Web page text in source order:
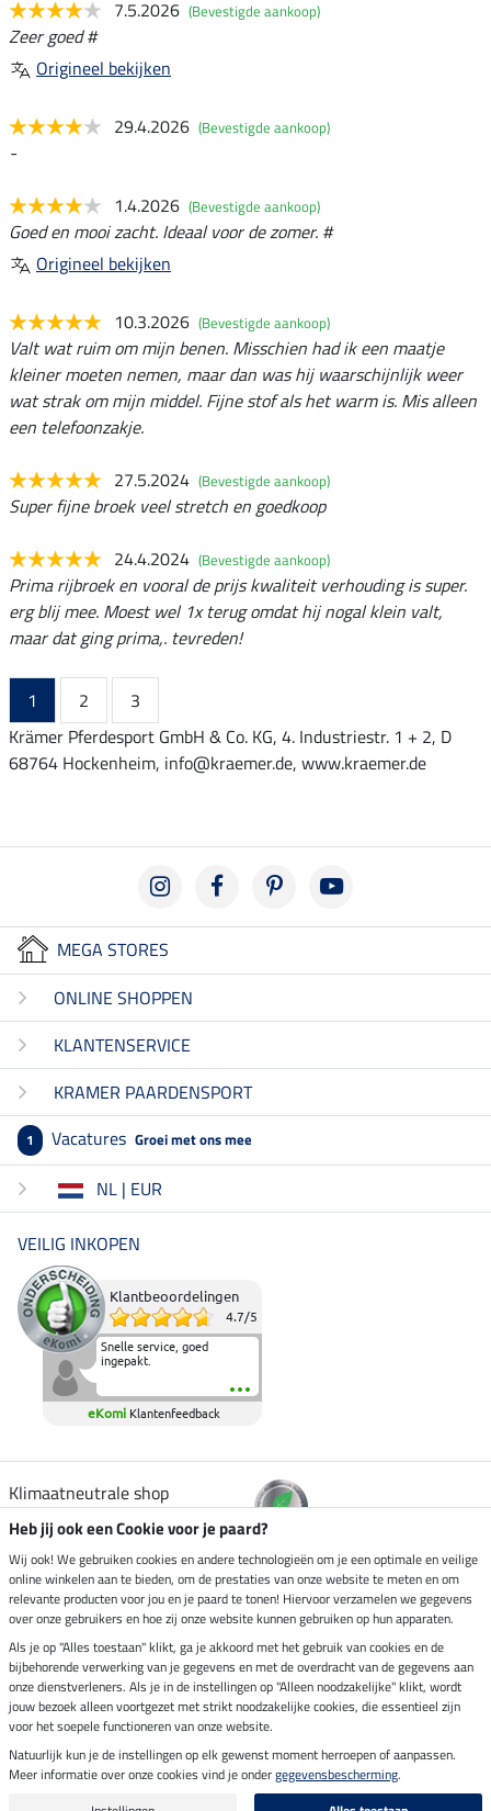
7.5.2026 (Bevestigde aankoop)
Zeer goed #
Origineel bekijken
29.4.2026 (Bevestigde aankoop)
-
1.4.2026 (Bevestigde aankoop)
Goed en mooi zacht. Ideaal voor de zomer. #
Origineel bekijken
10.3.2026 (Bevestigde aankoop)
Valt wat ruim om mijn benen. Misschien had ik een maatje
kleiner moeten nemen, maar dan was hij waarschijnlijk weer
wat strak om mijn middel. Fijne stof als het warm is. Mis alleen
een telefoonzakje.
27.5.2024 (Bevestigde aankoop)
Super fijne broek veel stretch en goedkoop
24.4.2024 (Bevestigde aankoop)
Prima rijbroek en vooral de prijs kwaliteit verhouding is super.
erg blij mee. Moest wel 1x terug omdat hij nogal klein valt,
maar dat ging prima,. tevreden!
1 2
3
Krämer Pferdesport GmbH & Co. KG, 4. Industriestr. 1 + 2, D
68764 Hockenheim, info@kraemer.de, www.kraemer.de
MEGA STORES
ONLINE SHOPPEN
KLANTENSERVICE
KRAMER PAARDENSPORT
1 Vacatures Groei met ons mee
NL | EUR
VEILIG INKOPEN
Klantbeoordelingen
4.7/5
Snelle service, goed
ingepakt.
eKomi Klantenfeedback
Klimaatneutrale shop
Verzending per
Veilig betalen met
Impressum
Laatste update op 10.08.2026 om 06:55 uur
Heb jij ook een Cookie voor je paard?
Wij ook! We gebruiken cookies en andere technologieën om je een optimale en veilige
online winkelen aan te bieden, om de prestaties van onze website te meten en om
relevante producten voor jou en je paard te tonen! Hiervoor verzamelen we gegevens
over onze gebruikers en hoe zij onze website kunnen gebruiken op hun apparaten.
Als je op "Alles toestaan" klikt, ga je akkoord met het gebruik van cookies en de
bijbehorende verwerking van je gegevens en met de overdracht van de gegevens aan
onze dienstverleners. Als je in de instellingen op "Alleen noodzakelijke" klikt, wordt
jouw bezoek alleen voortgezet met strikt noodzakelijke cookies, die essentieel zijn
voor het soepele functioneren van onze website.
Natuurlijk kun je de instellingen op elk gewenst moment herroepen of aanpassen.
Meer informatie over onze cookies vind je ondergegevensbescherming.